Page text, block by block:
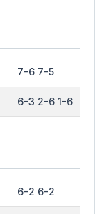
7-6 7-5
6-3 2-6 1-6
6-2 6-2